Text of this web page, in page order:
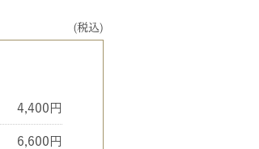
(税込)
4,400円
6,600円